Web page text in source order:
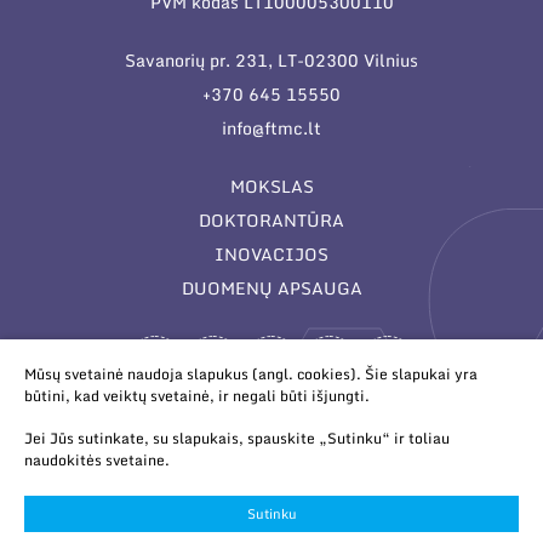
Savanorių pr. 231, LT-02300 Vilnius
+370 645 15550
info@ftmc.lt
MOKSLAS
DOKTORANTŪRA
INOVACIJOS
DUOMENŲ APSAUGA
© 2026 Valstybinis mokslinių tyrimų institutas Fizinių ir
technologijos mokslų centras. Duomenys kaupiami ir saugomi
Juridinių asmenų registre.
Mūsų svetainė naudoja slapukus (angl. cookies). Šie slapukai yra
būtini, kad veiktų svetainė, ir negali būti išjungti.
Jei Jūs sutinkate, su slapukais, spauskite „Sutinku“ ir toliau
naudokitės svetaine.
Sutinku